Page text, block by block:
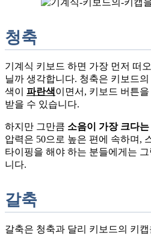
청축
기계식 키보드 하면 가장 먼저 떠
닐까 생각합니다. 청축은 키보드
색이 파란색이면서, 키보드 버튼
받을 수 있습니다.
하지만 그만큼 소음이 가장 크다는
압력은 50으로 높은 편에 속하며,
타이핑을 해야 하는 분들에게는
니다.
갈축
갈축은 청축과 달리 키보드의 키